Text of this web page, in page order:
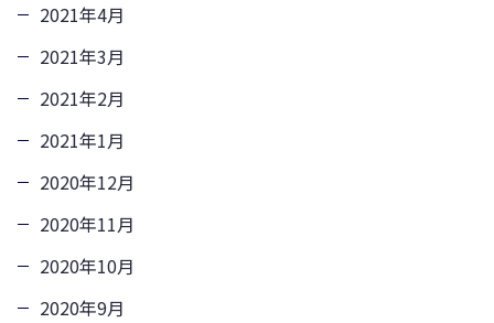
2021年4月
2021年3月
2021年2月
2021年1月
2020年12月
2020年11月
2020年10月
2020年9月